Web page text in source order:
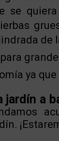
se
de
ya
jardín a